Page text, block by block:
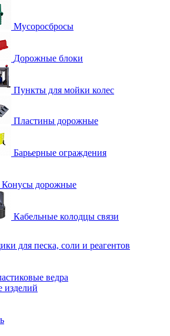
Мусоросбросы
Дорожные блоки
Пункты для мойки колес
Пластины дорожные
Барьерные ограждения
Конусы дорожные
Кабельные колодцы связи
для песка, соли и реагентов
ведра
изделий